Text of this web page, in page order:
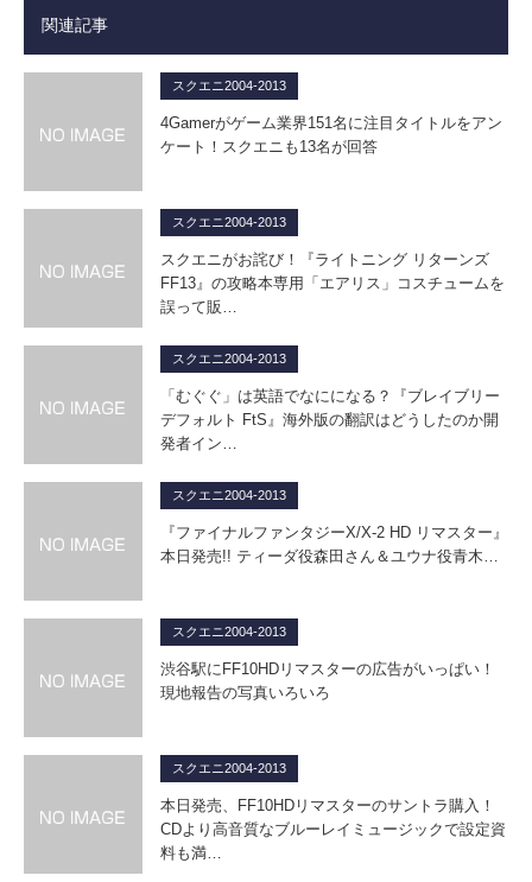
関連記事
スクエニ2004-2013
4Gamerがゲーム業界151名に注目タイトルをアン
ケート！スクエニも13名が回答
スクエニ2004-2013
スクエニがお詫び！『ライトニング リターンズ
FF13』の攻略本専用「エアリス」コスチュームを
誤って販…
スクエニ2004-2013
「むぐぐ」は英語でなにになる？『ブレイブリー
デフォルト FtS』海外版の翻訳はどうしたのか開
発者イン…
スクエニ2004-2013
『ファイナルファンタジーX/X-2 HD リマスター』
本日発売!! ティーダ役森田さん＆ユウナ役青木…
スクエニ2004-2013
渋谷駅にFF10HDリマスターの広告がいっぱい！
現地報告の写真いろいろ
スクエニ2004-2013
本日発売、FF10HDリマスターのサントラ購入！
CDより高音質なブルーレイミュージックで設定資
料も満…